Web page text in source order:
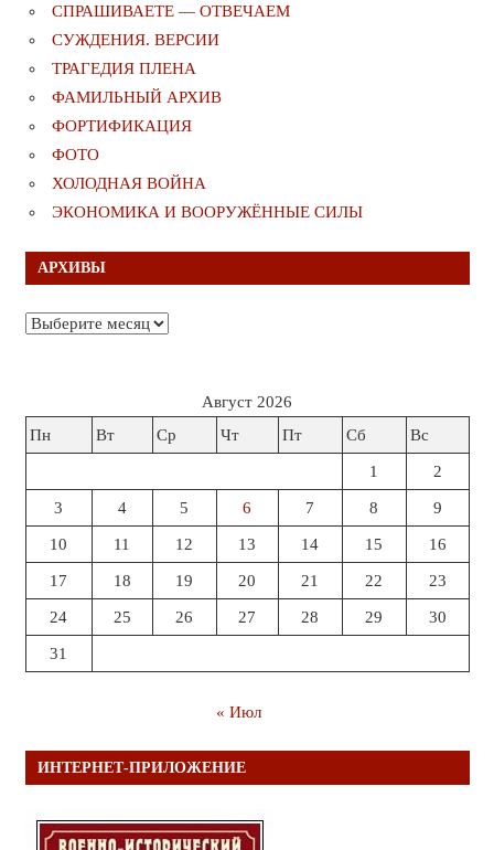
СПРАШИВАЕТЕ — ОТВЕЧАЕМ
СУЖДЕНИЯ. ВЕРСИИ
ТРАГЕДИЯ ПЛЕНА
ФАМИЛЬНЫЙ АРХИВ
ФОРТИФИКАЦИЯ
ФОТО
ХОЛОДНАЯ ВОЙНА
ЭКОНОМИКА И ВООРУЖЁННЫЕ СИЛЫ
АРХИВЫ
Архивы
Август 2026
Пн
Вт Ср Чт Пт Сб Вс
1 2
3 4 5 6 7 8 9
10 11 12 13 14 15 16
17 18 19 20 21 22 23
24 25 26 27 28 29 30
31
« Июл
ИНТЕРНЕТ-ПРИЛОЖЕНИЕ